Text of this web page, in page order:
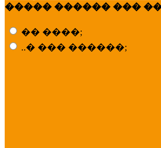
����� ������ ���
�� ����;
..� ��� ������;